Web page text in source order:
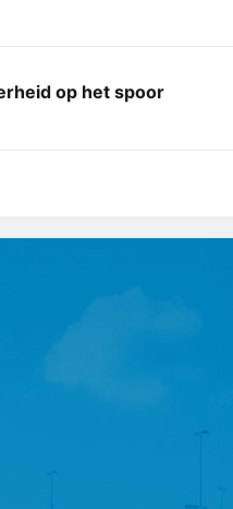
op het spoor